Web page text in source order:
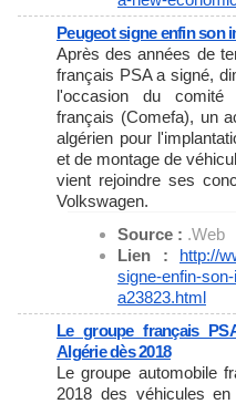
Peugeot signe enfin son
Après des années de
français PSA a signé,
l'occasion du comité
français (Comefa), un
algérien pour
et de montage de
vient rejoindre ses
Volkswagen.
Source : .Web
Lien : http://
signe-enfin-son-
a23823.html
Le groupe français
Algérie dès 2018
Le groupe automobile
2018 des véhicules